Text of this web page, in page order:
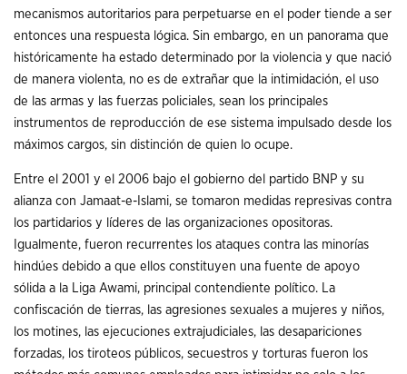
mecanismos autoritarios para perpetuarse en el poder tiende a ser
entonces una respuesta lógica. Sin embargo, en un panorama que
históricamente ha estado determinado por la violencia y que nació
de manera violenta, no es de extrañar que la intimidación, el uso
de las armas y las fuerzas policiales, sean los principales
instrumentos de reproducción de ese sistema impulsado desde los
máximos cargos, sin distinción de quien lo ocupe.
Entre el 2001 y el 2006 bajo el gobierno del partido BNP y su
alianza con Jamaat-e-Islami, se tomaron medidas represivas contra
los partidarios y líderes de las organizaciones opositoras.
Igualmente, fueron recurrentes los ataques contra las minorías
hindúes debido a que ellos constituyen una fuente de apoyo
sólida a la Liga Awami, principal contendiente político. La
confiscación de tierras, las agresiones sexuales a mujeres y niños,
los motines, las ejecuciones extrajudiciales, las desapariciones
forzadas, los tiroteos públicos, secuestros y torturas fueron los